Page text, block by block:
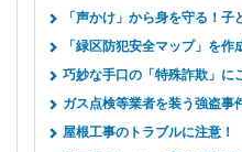
「声かけ」から身を守る！子
「緑区防犯安全マップ」を作
巧妙な手口の「特殊詐欺」に
ガス点検等業者を装う強盗事
屋根工事のトラブルに注意！